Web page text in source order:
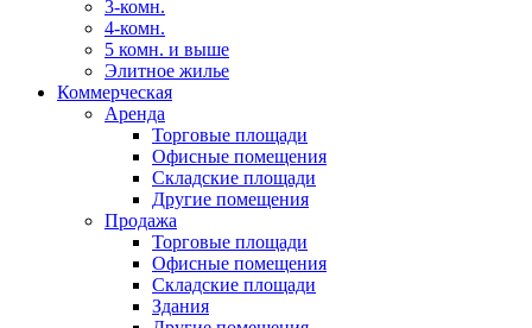
3-комн.
4-комн.
5 комн. и выше
Элитное жилье
Коммерческая
Аренда
Торговые площади
Офисные помещения
Складские площади
Другие помещения
Продажа
Торговые площади
Офисные помещения
Складские площади
Здания